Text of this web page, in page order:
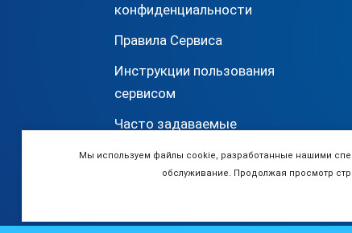
конфиденциальности
Правила Сервиса
Инструкции пользования
сервисом
Часто задаваемые
© 2026
Мы используем файлы cookie, разработанные нашими
обслуживание. Продолжая просмотр